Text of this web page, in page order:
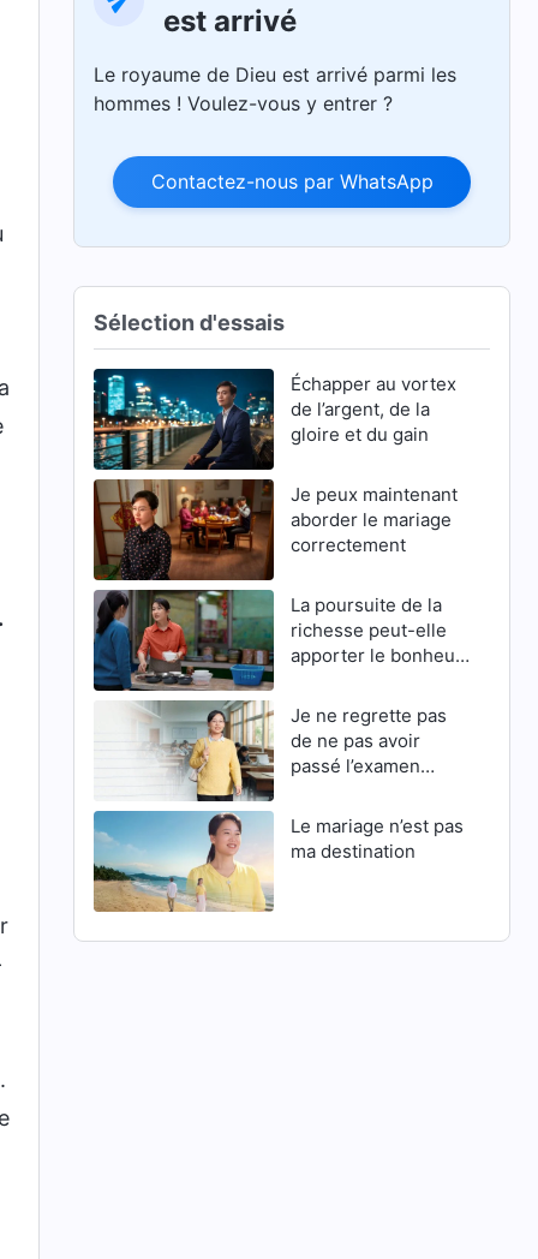
est arrivé
Le royaume de Dieu est arrivé parmi les
hommes ! Voulez-vous y entrer ?
Contactez-nous par WhatsApp
Sélection d'essais
Échapper au vortex
de l’argent, de la
gloire et du gain
Je peux maintenant
aborder le mariage
correctement
La poursuite de la
richesse peut-elle
apporter le bonheur
Je ne regrette pas
de ne pas avoir
passé l’examen
Le mariage n’est pas
ma destination